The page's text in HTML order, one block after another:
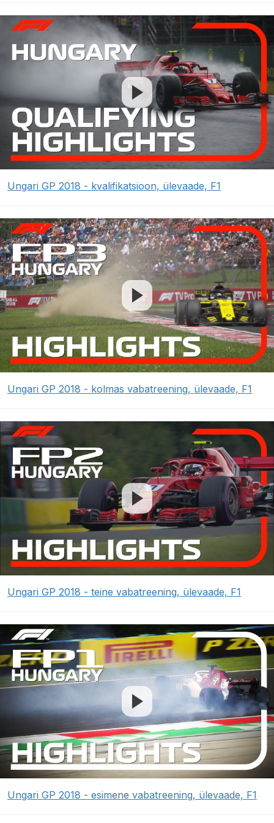
Ungari GP 2018 - kvalifikatsioon, ülevaade, F1
Ungari GP 2018 - kolmas vabatreening, ülevaade, F1
Ungari GP 2018 - teine vabatreening, ülevaade, F1
Ungari GP 2018 - esimene vabatreening, ülevaade, F1